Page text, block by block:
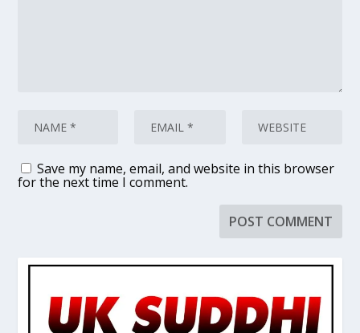
Save my name, email, and website in this browser
for the next time I comment.